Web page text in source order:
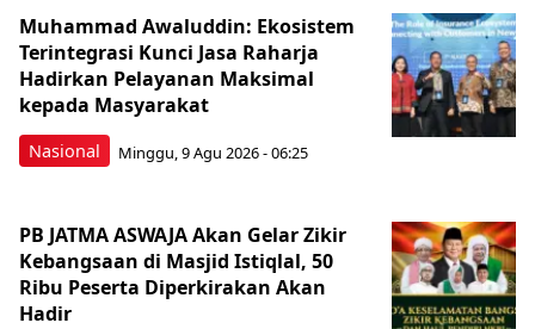
Nasional
Muhammad Awaluddin: Ekosistem
Terintegrasi Kunci Jasa Raharja
Hadirkan Pelayanan Maksimal
kepada Masyarakat
Minggu, 9 Agu 2026 - 06:25
PB JATMA ASWAJA Akan Gelar Zikir
Kebangsaan di Masjid Istiqlal, 50
Ribu Peserta Diperkirakan Akan
Hadir